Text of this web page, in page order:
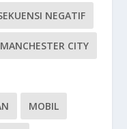
NEGATIF
MANCHESTER CITY
MOBIL